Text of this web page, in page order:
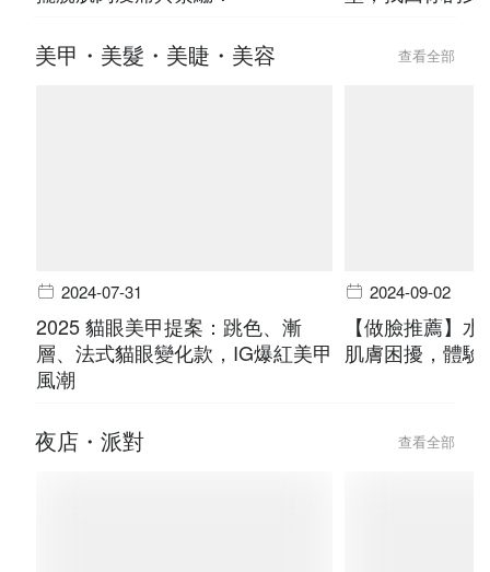
美甲・美髮・美睫・美容 查看全部
2024-07-31
2025 貓眼美甲提案：跳色、漸
層、法式貓眼變化款，IG爆紅美甲
風潮
2024-09-02
【做臉推薦】
肌膚困擾，體
夜店・派對 查看全部